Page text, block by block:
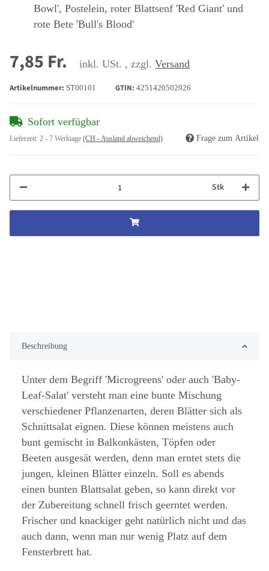
Bowl', Postelein, roter Blattsenf 'Red Giant' und
rote Bete 'Bull's Blood'
7,85 Fr. inkl. USt. , zzgl. Versand
Artikelnummer: ST00101 GTIN: 4251420502926
Sofort verfügbar
Lieferzeit: 2 - 7 Werktage (CH - Ausland abweichend) Frage zum Artikel
Stk
Beschreibung
Unter dem Begriff 'Microgreens' oder auch 'Baby-
Leaf-Salat' versteht man eine bunte Mischung
verschiedener Pflanzenarten, deren Blätter sich als
Schnittsalat eignen. Diese können meistens auch
bunt gemischt in Balkonkästen, Töpfen oder
Beeten ausgesät werden, denn man erntet stets die
jungen, kleinen Blätter einzeln. Soll es abends
einen bunten Blattsalat geben, so kann direkt vor
der Zubereitung schnell frisch geerntet werden.
Frischer und knackiger geht natürlich nicht und das
auch dann, wenn man nur wenig Platz auf dem
Fensterbrett hat.